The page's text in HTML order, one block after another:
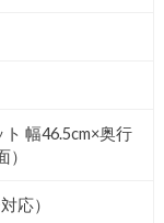
幅46.5cm×奥行
応）